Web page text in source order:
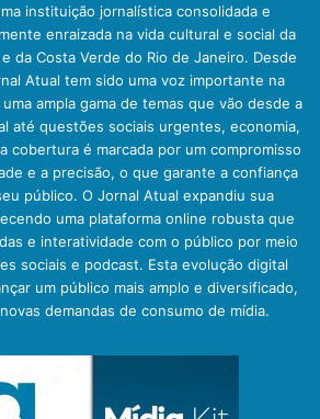
instituição jornalística consolidada e
enraizada na vida cultural e social da
da Costa Verde do Rio de Janeiro. Desde
Atual tem sido uma voz importante na
ampla gama de temas que vão desde a
até questões sociais urgentes, economia,
cobertura é marcada por um compromisso
e a precisão, o que garante a confiança
público. O Jornal Atual expandiu sua
uma plataforma online robusta que
e interatividade com o público por meio
sociais e podcast. Esta evolução digital
um público mais amplo e diversificado,
demandas de consumo de mídia.